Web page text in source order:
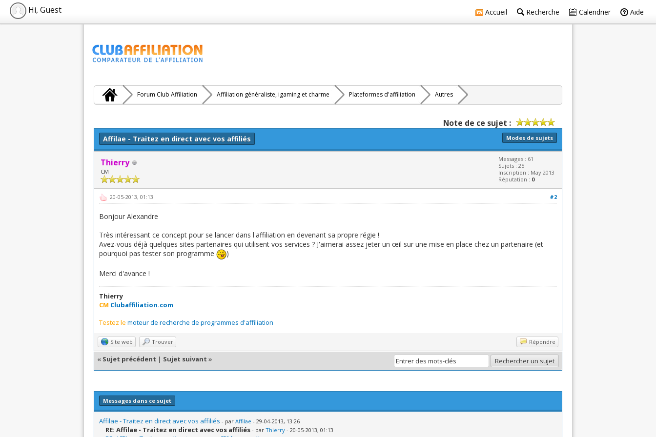
Accueil Recherche Calendrier Aide
Hi, Guest
Forum Club Affiliation Affiliation généraliste, igaming et charme Plateformes d'affiliation Autres
Note de ce sujet :
Modes de sujets
Affilae - Traitez en direct avec vos affiliés
Thierry
CM
Messages : 61
Sujets : 25
Inscription : May 2013
Réputation : 0
#2
20-05-2013, 01:13
Bonjour Alexandre
Très intéressant ce concept pour se lancer dans l'affiliation en devenant sa propre régie !
Avez-vous déjà quelques sites partenaires qui utilisent vos services ? J'aimerai assez jeter un œil sur une mise en place chez un partenaire (et
pourquoi pas tester son programme
)
Merci d'avance !
Thierry
CM Clubaffiliation.com
Testez le moteur de recherche de programmes d'affiliation
Site web Trouver Répondre
« Sujet précédent | Sujet suivant »
Messages dans ce sujet
Affilae - Traitez en direct avec vos affiliés - par Affilae - 29-04-2013, 13:26
RE: Affilae - Traitez en direct avec vos affiliés - par Thierry - 20-05-2013, 01:13